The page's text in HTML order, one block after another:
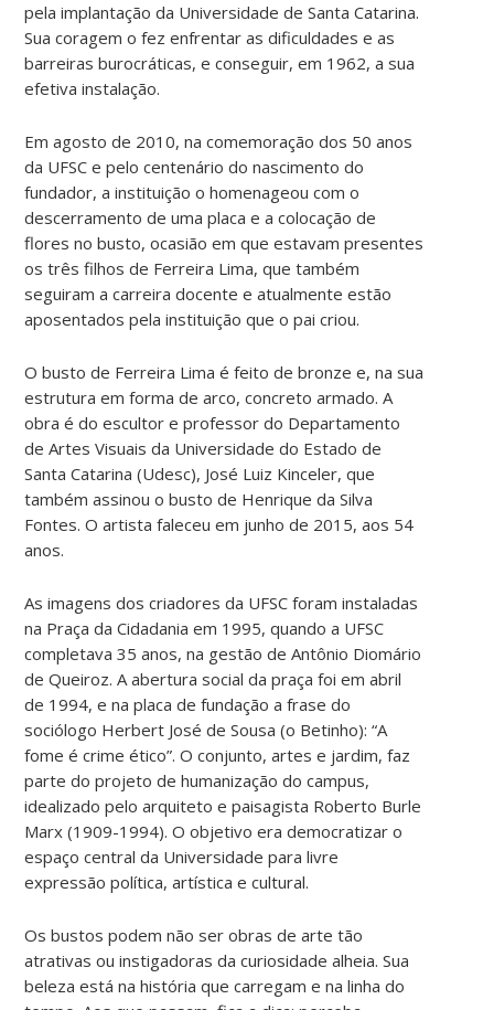
pela implantação da Universidade de Santa Catarina.
Sua coragem o fez enfrentar as dificuldades e as
barreiras burocráticas, e conseguir, em 1962, a sua
efetiva instalação.
Em agosto de 2010, na comemoração dos 50 anos
da UFSC e pelo centenário do nascimento do
fundador, a instituição o homenageou com o
descerramento de uma placa e a colocação de
flores no busto, ocasião em que estavam presentes
os três filhos de Ferreira Lima, que também
seguiram a carreira docente e atualmente estão
aposentados pela instituição que o pai criou.
O busto de Ferreira Lima é feito de bronze e, na sua
estrutura em forma de arco, concreto armado. A
obra é do escultor e professor do Departamento
de Artes Visuais da Universidade do Estado de
Santa Catarina (Udesc), José Luiz Kinceler, que
também assinou o busto de Henrique da Silva
Fontes. O artista faleceu em junho de 2015, aos 54
anos.
As imagens dos criadores da UFSC foram instaladas
na Praça da Cidadania em 1995, quando a UFSC
completava 35 anos, na gestão de Antônio Diomário
de Queiroz. A abertura social da praça foi em abril
de 1994, e na placa de fundação a frase do
sociólogo Herbert José de Sousa (o Betinho): “A
fome é crime ético”. O conjunto, artes e jardim, faz
parte do projeto de humanização do campus,
idealizado pelo arquiteto e paisagista Roberto Burle
Marx (1909-1994). O objetivo era democratizar o
espaço central da Universidade para livre
expressão política, artística e cultural.
Os bustos podem não ser obras de arte tão
atrativas ou instigadoras da curiosidade alheia. Sua
beleza está na história que carregam e na linha do